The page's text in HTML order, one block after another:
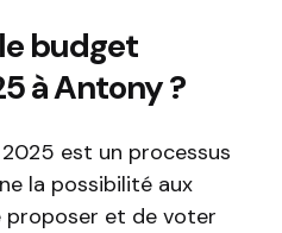
budget
à Antony ?
est un processus
la possibilité aux
proposer et de voter